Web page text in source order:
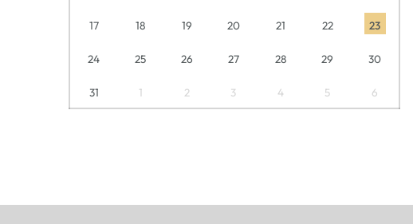
17 18 19 20 21 22 23
24 25 26 27 28 29 30
31 1 2 3 4 5 6